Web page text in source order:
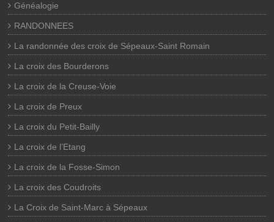
Généalogie
RANDONNEES
La randonnée des croix de Sépeaux-Saint Romain
La croix des Bourderons
La croix de la Creuse-Voie
La croix de Preux
La croix du Petit-Bailly
La croix de l’Etang
La croix de la Fosse-Simon
La croix des Coudroits
La Croix de Saint-Marc à Sépeaux